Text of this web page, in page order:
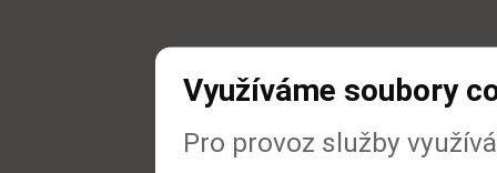
Využíváme soubory
Pro provoz služby